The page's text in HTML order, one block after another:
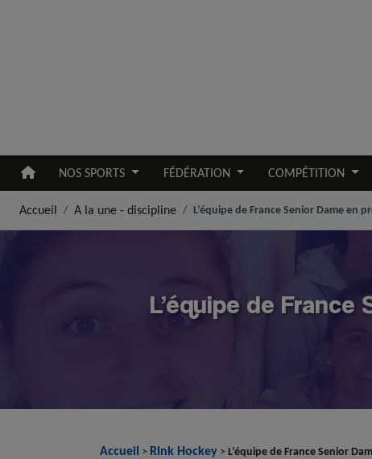
NOS SPORTS FÉDÉRATION COMPÉTITION
Accueil A la une - discipline L’équipe de France Senior Dame en
L’équipe de
Accueil > Rink Hockey >L’équipe de France Senior